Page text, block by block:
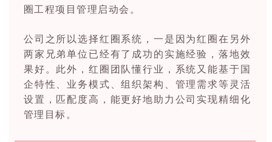
圈工程项目管理启动会。
公司之所以选择红圈系统，一是因为红圈在另外
两家兄弟单位已经有了成功的实施经验，落地效
果好。此外，红圈团队懂行业，系统又能基于国
企特性、业务模式、组织架构、管理需求等灵活
设置，匹配度高，能更好地助力公司实现精细化
管理目标。